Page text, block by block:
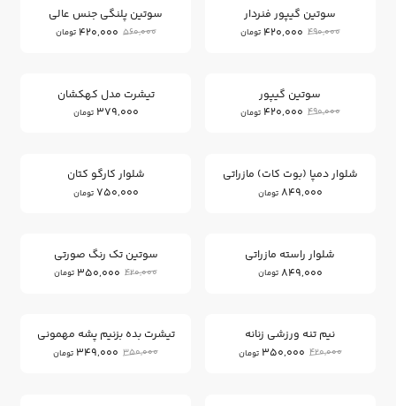
سوتین گیپور فنردار
490,000
420,000 تومان
سوتین پلنگی جنس عالی
560,000
420,000 تومان
سوتین گیپور
490,000
420,000 تومان
تیشرت مدل کهکشان
379,000 تومان
شلوار دمپا (بوت کات) مازراتی
849,000 تومان
شلوار کارگو کتان
750,000 تومان
شلوار راسته مازراتی
849,000 تومان
سوتین تک رنگ صورتی
420,000
350,000 تومان
نیم تنه ورزشی زنانه
420,000
350,000 تومان
تیشرت بده بزنیم پشه مهمونی
350,000
349,000 تومان